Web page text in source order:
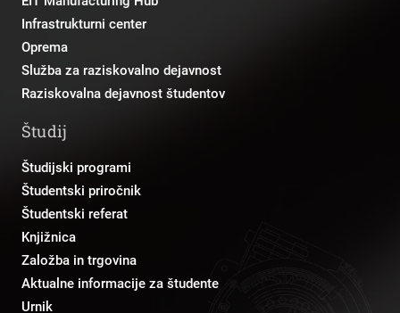
Infrastrukturni center
Oprema
Služba za raziskovalno dejavnost
Raziskovalna dejavnost študentov
Študij
Študijski programi
Študentski priročnik
Študentski referat
Knjižnica
Založba in trgovina
Aktualne informacije za študente
Urnik